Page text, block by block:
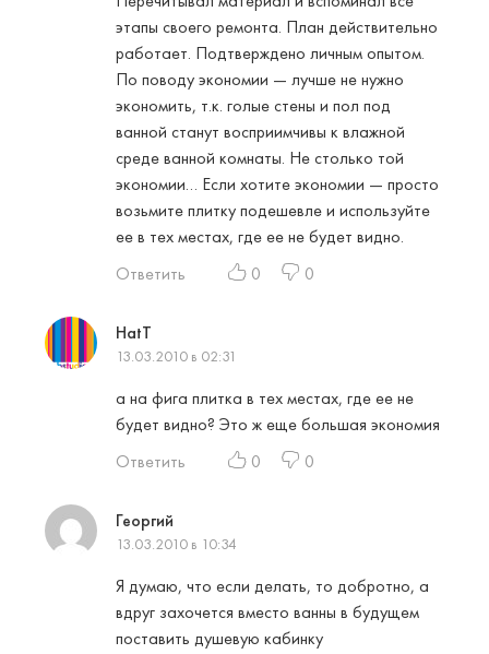
этапы своего ремонта. План действительно
работает. Подтверждено личным опытом.
По поводу экономии — лучше не нужно
экономить, т.к. голые стены и пол под
ванной станут восприимчивы к влажной
среде ванной комнаты. Не столько той
экономии… Если хотите экономии — просто
возьмите плитку подешевле и используйте
ее в тех местах, где ее не будет видно.
Ответить
0 0
HatT
13.03.2010 в 02:31
а на фига плитка в тех местах, где ее не
будет видно? Это ж еще большая экономия
Ответить
0 0
Георгий
13.03.2010 в 10:34
Я думаю, что если делать, то добротно, а
вдруг захочется вместо ванны в будущем
поставить душевую кабинку